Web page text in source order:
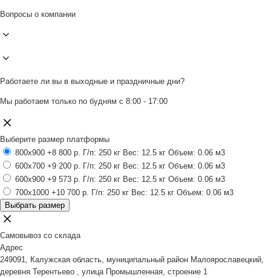
Вопросы о компании
Работаете ли вы в выходные и праздничные дни?
Мы работаем только по будням с 8:00 - 17:00
Выберите размер платформы
800x900 +8 800 р. Г/п: 250 кг Вес: 12.5 кг Объем: 0.06 м3
600x700 +9 200 р. Г/п: 250 кг Вес: 12.5 кг Объем: 0.06 м3
600x900 +9 573 р. Г/п: 250 кг Вес: 12.5 кг Объем: 0.06 м3
700x1000 +10 700 р. Г/п: 250 кг Вес: 12.5 кг Объем: 0.06 м3
Выбрать размер
Самовывоз со склада
Адрес
249091, Калужская область, муниципальный район Малоярославецкий,
деревня Терентьево , улица Промышленная, строение 1